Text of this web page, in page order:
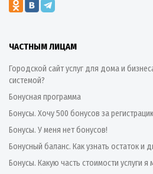
ЧАСТНЫМ ЛИЦАМ
Городской сайт услуг для дома и
системой?
Бонусная программа
Бонусы. Хочу 500 бонусов за
Бонусы. У меня нет бонусов!
Бонусный баланс. Как узнать остаток и
Бонусы. Какую часть стоимости услуги я